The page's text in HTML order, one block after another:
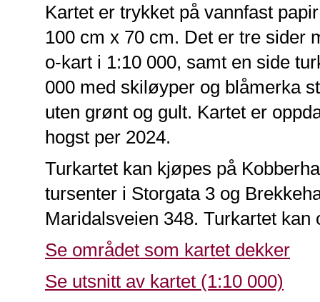
Kartet er trykket på vannfast
100 cm x 70 cm. Det er tre sider
o-kart i 1:10 000, samt en side
000 med skiløyper og blåmerka
uten grønt og gult. Kartet er
hogst per 2024.
Turkartet kan kjøpes på
tursenter i Storgata 3 og
Maridalsveien 348. Turkartet
Se området som kartet dekker
Se utsnitt av kartet (1:10 000)